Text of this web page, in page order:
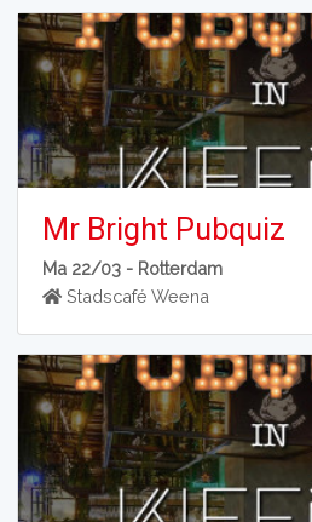
Mr Bright Pubquiz
Ma 22/03 - Rotterdam
Stadscafé Weena